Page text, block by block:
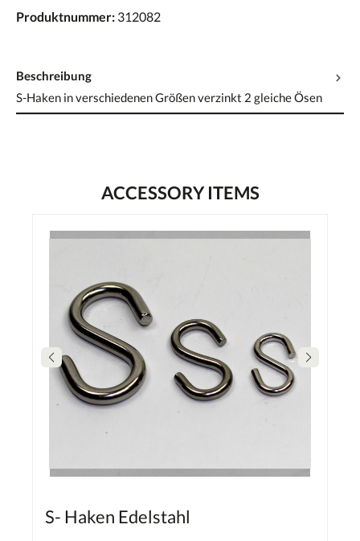
Produktnummer: 312082
Beschreibung
S-Haken in verschiedenen Größen verzinkt 2 gleiche Ösen
ACCESSORY ITEMS
S- Haken Edelstahl